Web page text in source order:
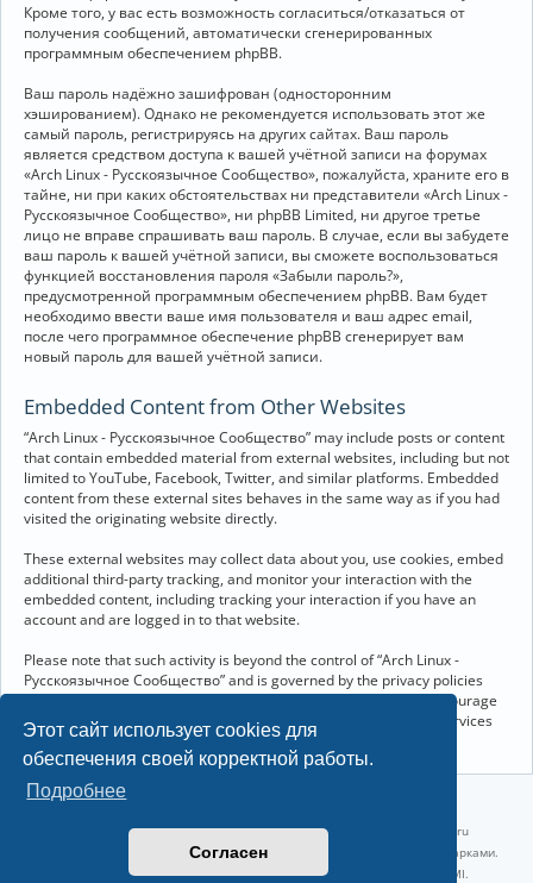
Этот сайт использует cookies для
обеспечения своей корректной работы.
Подробнее
Согласен
Кроме того, у вас есть возможность согласиться/отказаться от
получения сообщений, автоматически сгенерированных
программным обеспечением phpBB.
Ваш пароль надёжно зашифрован (односторонним
хэшированием). Однако не рекомендуется использовать этот же
самый пароль, регистрируясь на других сайтах. Ваш пароль
является средством доступа к вашей учётной записи на форумах
«Arch Linux - Русскоязычное Сообщество», пожалуйста, храните его в
тайне, ни при каких обстоятельствах ни представители «Arch Linux -
Русскоязычное Сообщество», ни phpBB Limited, ни другое третье
лицо не вправе спрашивать ваш пароль. В случае, если вы забудете
ваш пароль к вашей учётной записи, вы сможете воспользоваться
функцией восстановления пароля «Забыли пароль?»,
предусмотренной программным обеспечением phpBB. Вам будет
необходимо ввести ваше имя пользователя и ваш адрес email,
после чего программное обеспечение phpBB сгенерирует вам
новый пароль для вашей учётной записи.
Embedded Content from Other Websites
“Arch Linux - Русскоязычное Сообщество” may include posts or content
that contain embedded material from external websites, including but not
limited to YouTube, Facebook, Twitter, and similar platforms. Embedded
content from these external sites behaves in the same way as if you had
visited the originating website directly.
These external websites may collect data about you, use cookies, embed
additional third-party tracking, and monitor your interaction with the
embedded content, including tracking your interaction if you have an
account and are logged in to that website.
Please note that such activity is beyond the control of “Arch Linux -
Русскоязычное Сообщество” and is governed by the privacy policies
and terms of service of the respective external websites. We encourage
you to review the privacy and cookie policies of any third-party services
you interact with through embedded content.
Linux 6.18.40-1-lts x86_64 GNU/Linux 2026-07-26 08:48:12 |
vps reg.ru
Название и логотип Arch Linux ™ являются признанными торговыми марками.
Linux ® — зарегистрированная торговая марка Linus Torvalds и LMI.